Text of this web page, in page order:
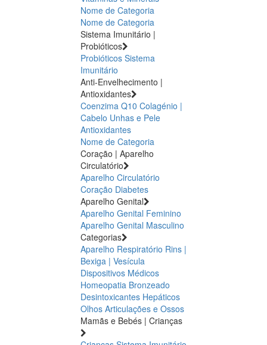
Nome de Categoria
Nome de Categoria
Sistema Imunitário |
Probióticos
Probióticos Sistema
Imunitário
Anti-Envelhecimento |
Antioxidantes
Coenzima Q10 Colagénio |
Cabelo Unhas e Pele
Antioxidantes
Nome de Categoria
Coração | Aparelho
Circulatório
Aparelho Circulatório
Coração Diabetes
Aparelho Genital
Aparelho Genital Feminino
Aparelho Genital Masculino
Categorias
Aparelho Respiratório Rins |
Bexiga | Vesícula
Dispositivos Médicos
Homeopatia Bronzeado
Desintoxicantes Hepáticos
Olhos Articulações e Ossos
Mamãs e Bebés | Crianças